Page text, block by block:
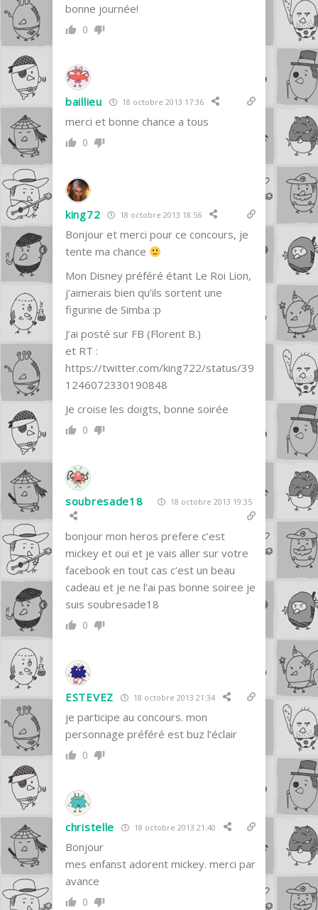
bonne journée!
0
baillieu 18 octobre 2013 17:36
merci et bonne chance a tous
0
king72 18 octobre 2013 18:56
Bonjour et merci pour ce concours, je
tente ma chance
Mon Disney préféré étant Le Roi Lion,
j’aimerais bien qu’ils sortent une
figurine de Simba :p
J’ai posté sur FB (Florent B.)
et RT :
https://twitter.com/king722/status/39
1246072330190848
Je croise les doigts, bonne soirée
0
soubresade18 18 octobre 2013 19:35
bonjour mon heros prefere c’est
mickey et oui et je vais aller sur votre
facebook en tout cas c’est un beau
cadeau et je ne l’ai pas bonne soiree je
suis soubresade18
0
ESTEVEZ 18 octobre 2013 21:34
je participe au concours. mon
personnage préféré est buz l’éclair
0
christelle 18 octobre 2013 21:40
Bonjour
mes enfanst adorent mickey. merci par
avance
0